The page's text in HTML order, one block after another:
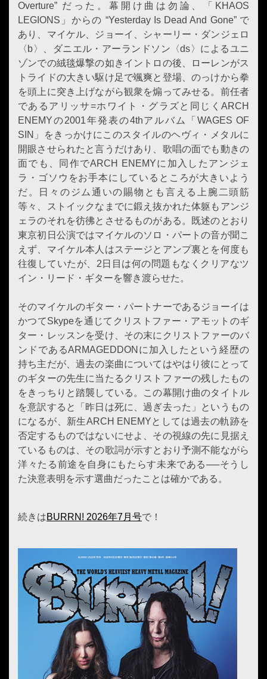
Overture” だった。幕開け曲は勿論、「KHAOS
LEGIONS」からの “Yesterday Is Dead And Gone” で
あり、マイケル、ジョーイ、シャーリー・ダンジェロ
〈b〉、ダニエル・アーランドソン〈ds〉によるユニ
ゾンでの絨毯爆撃の如きイントロの後、ローレンがス
トライドの大きい駆け足で颯爽と登場、のっけから拳
を頭上に突き上げながら観衆を煽ってみせる。前任者
であるアリッサ=ホワイト・グラズと同じくARCH
ENEMYの2001年発表の4thアルバム「WAGES OF
SIN」をきっかけにこのスタイルのヘヴィ・メタルに
開眼させられたと言うだけあり、歌唱の面でも動きの
面でも、同作でARCH ENEMYに加入したアンジェ
ラ・ゴソウをお手本にしているところが大きいよう
だ。日々のジム通いの賜物とも言える上腕二頭筋
等々、ストイックなまでに鍛え抜かれた体躯もアンジ
ェラのそれを彷彿とさせるものがある。既述のとおり
東京初日公演ではマイケルのソロ・パートの音が聞こ
えず、マイケル本人はステージとアンプ裏とを何度も
往復していたが、2日目は何の問題もなくクリアなツ
イン・リード・ギターを響き渡らせた。
そのマイケルのギター・パートナーであるジョーイは
かつてSkypeを通じてクリストファー・アモットのギ
ター・レッスンを受け、その末にクリストファーのバ
ンドであるARMAGEDDONに加入したという経歴の
持ち主だが、過去の楽曲についてはやはり彼にとって
のギターの先生に当たるクリストファーの残したもの
をきっちりと踏襲している。この幕開け曲のタイトル
を意訳すると「昨日は死に、過ぎ去った」というもの
になるが、新生ARCH ENEMYとしては過去の軌跡を
否定するものではないにせよ、その視線の先に見据え
ているものは、その歌詞が示すとおり予測不能ながら
洋々たる前途を自身にもたらす未来である──そうし
た決意表明を示す選曲だったことは確かである。
続きはBURRN! 2026年7月号で！